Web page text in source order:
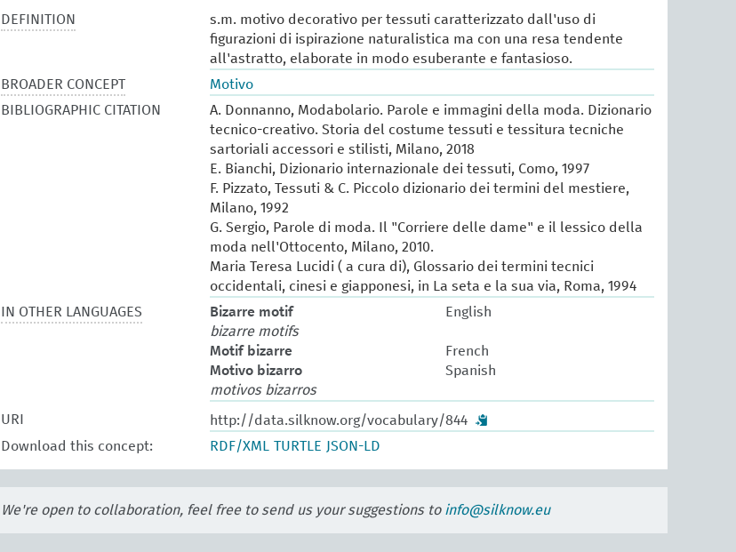
DEFINITION
s.m. motivo decorativo per tessuti caratterizzato dall'uso di
figurazioni di ispirazione naturalistica ma con una resa tendente
all'astratto, elaborate in modo esuberante e fantasioso.
BROADER CONCEPT
Motivo
BIBLIOGRAPHIC CITATION
A. Donnanno, Modabolario. Parole e immagini della moda. Dizionario
tecnico-creativo. Storia del costume tessuti e tessitura tecniche
sartoriali accessori e stilisti, Milano, 2018
E. Bianchi, Dizionario internazionale dei tessuti, Como, 1997
F. Pizzato, Tessuti & C. Piccolo dizionario dei termini del mestiere,
Milano, 1992
G. Sergio, Parole di moda. Il "Corriere delle dame" e il lessico della
moda nell'Ottocento, Milano, 2010.
Maria Teresa Lucidi ( a cura di), Glossario dei termini tecnici
occidentali, cinesi e giapponesi, in La seta e la sua via, Roma, 1994
IN OTHER LANGUAGES
Bizarre motif
English
bizarre motifs
Motif bizarre
French
Motivo bizarro
Spanish
motivos bizarros
URI
http://data.silknow.org/vocabulary/844
Download this concept:
RDF/XML TURTLE JSON-LD
We're open to collaboration, feel free to send us your suggestions to info@silknow.eu